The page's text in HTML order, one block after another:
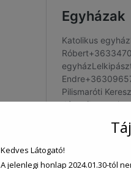
Kedves Látogató!
A jelenlegi honlap 2024.01.30-tól